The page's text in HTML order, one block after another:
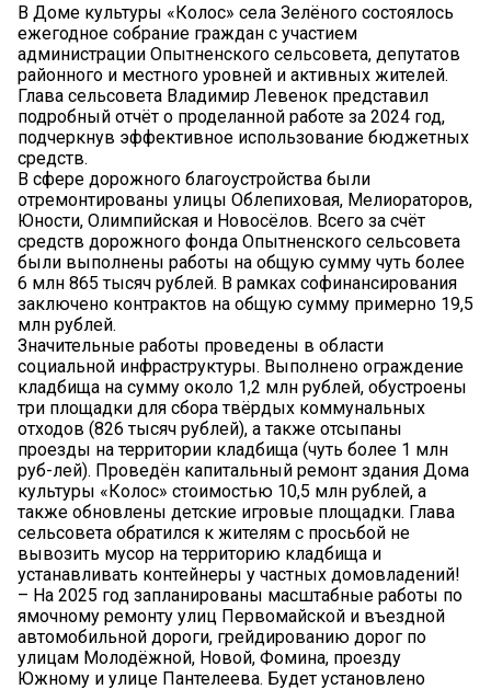
В Доме культуры «Колос» села Зелёного состоялось
ежегодное собрание граждан с участием
администрации Опытненского сельсовета, депутатов
районного и местного уровней и активных жителей.
Глава сельсовета Владимир Левенок представил
подробный отчёт о проделанной работе за 2024 год,
подчеркнув эффективное использование бюджетных
средств.
В сфере дорожного благоустройства были
отремонтированы улицы Облепиховая, Мелиораторов,
Юности, Олимпийская и Новосёлов. Всего за счёт
средств дорожного фонда Опытненского сельсовета
были выполнены работы на общую сумму чуть более
6 млн 865 тысяч рублей. В рамках софинансирования
заключено контрактов на общую сумму примерно 19,5
млн рублей.
Значительные работы проведены в области
социальной инфраструктуры. Выполнено ограждение
кладбища на сумму около 1,2 млн рублей, обустроены
три площадки для сбора твёрдых коммунальных
отходов (826 тысяч рублей), а также отсыпаны
проезды на территории кладбища (чуть более 1 млн
руб-лей). Проведён капитальный ремонт здания Дома
культуры «Колос» стоимостью 10,5 млн рублей, а
также обновлены детские игровые площадки. Глава
сельсовета обратился к жителям с просьбой не
вывозить мусор на территорию кладбища и
устанавливать контейнеры у частных домовладений!
– На 2025 год запланированы масштабные работы по
ямочному ремонту улиц Первомайской и въездной
автомобильной дороги, грейдированию дорог по
улицам Молодёжной, Новой, Фомина, проезду
Южному и улице Пантелеева. Будет установлено